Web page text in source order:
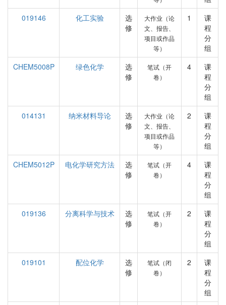
019146
化工实验
选
修
大作业（论
文、报告、
项目或作品
等）
1
课
程
分
组
CHEM5008P
绿色化学
选
修
笔试（开
卷）
4
课
程
分
组
014131
纳米材料导论
选
修
大作业（论
文、报告、
项目或作品
等）
2
课
程
分
组
CHEM5012P
电化学研究方法
选
修
笔试（开
卷）
4
课
程
分
组
019136
分离科学与技术
选
修
笔试（开
卷）
2
课
程
分
组
019101
配位化学
选
修
笔试（闭
卷）
2
课
程
分
组